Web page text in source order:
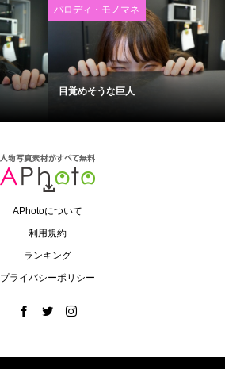
パロディ・モノマネ
目覚めそうな巨人
APhotoについて
利用規約
ランキング
プライバシーポリシー